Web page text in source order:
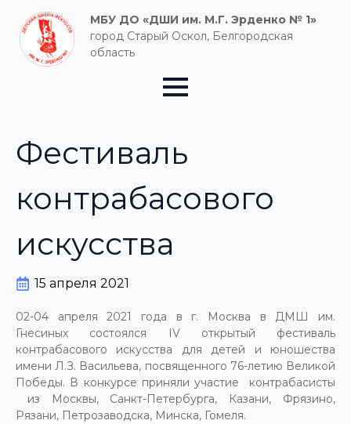
МБУ ДО «ДШИ им. М.Г. Эрденко № 1»
город Старый Оскол, Белгородская
область
Фестиваль
контрабасового
искусства
15 апреля 2021
02-04 апреля 2021 года в г. Москва в ДМШ им.
Гнесиных состоялся IV открытый фестиваль
контрабасового искусства для детей и юношества
имени Л.З. Васильева, посвященного 76-летию Великой
Победы. В конкурсе приняли участие контрабасисты
из Москвы, Санкт-Петербурга, Казани, Фрязино,
Рязани, Петрозаводска, Минска, Гомеля.